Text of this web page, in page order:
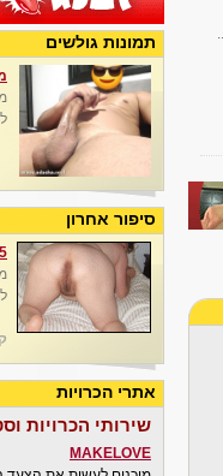
תמונות גולשים
סיפור אחרון
אתרי הכרויות
שירותי הכרויות
MAKELOVE